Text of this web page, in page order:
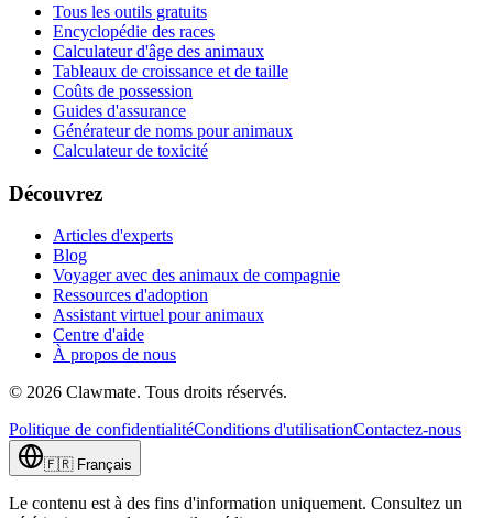
Tous les outils gratuits
Encyclopédie des races
Calculateur d'âge des animaux
Tableaux de croissance et de taille
Coûts de possession
Guides d'assurance
Générateur de noms pour animaux
Calculateur de toxicité
Découvrez
Articles d'experts
Blog
Voyager avec des animaux de compagnie
Ressources d'adoption
Assistant virtuel pour animaux
Centre d'aide
À propos de nous
© 2026 Clawmate. Tous droits réservés.
Politique de confidentialitéConditions d'utilisationContactez-nous
🇫🇷 Français
Le contenu est à des fins d'information uniquement. Consultez un